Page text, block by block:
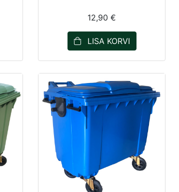
12,90 €
LISA KORVI